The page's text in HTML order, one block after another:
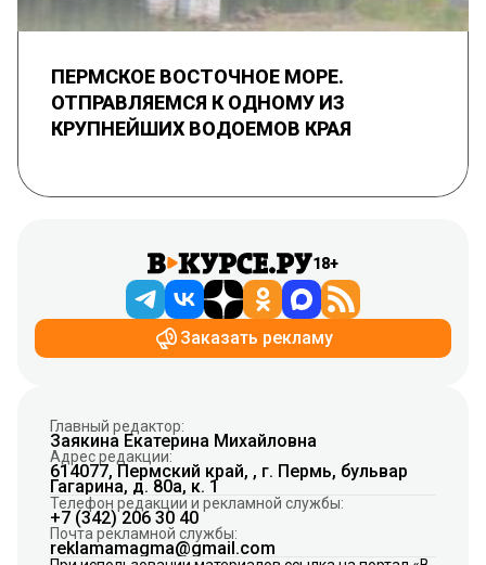
ПЕРМСКОЕ ВОСТОЧНОЕ МОРЕ.
ОТПРАВЛЯЕМСЯ К ОДНОМУ ИЗ
КРУПНЕЙШИХ ВОДОЕМОВ КРАЯ
18+
Заказать рекламу
Главный редактор:
Заякина Екатерина Михайловна
Адрес редакции:
614077, Пермский край, , г. Пермь, бульвар
Гагарина, д. 80а, к. 1
Телефон редакции и рекламной службы:
+7 (342) 206 30 40
Почта рекламной службы:
reklamamagma@gmail.com